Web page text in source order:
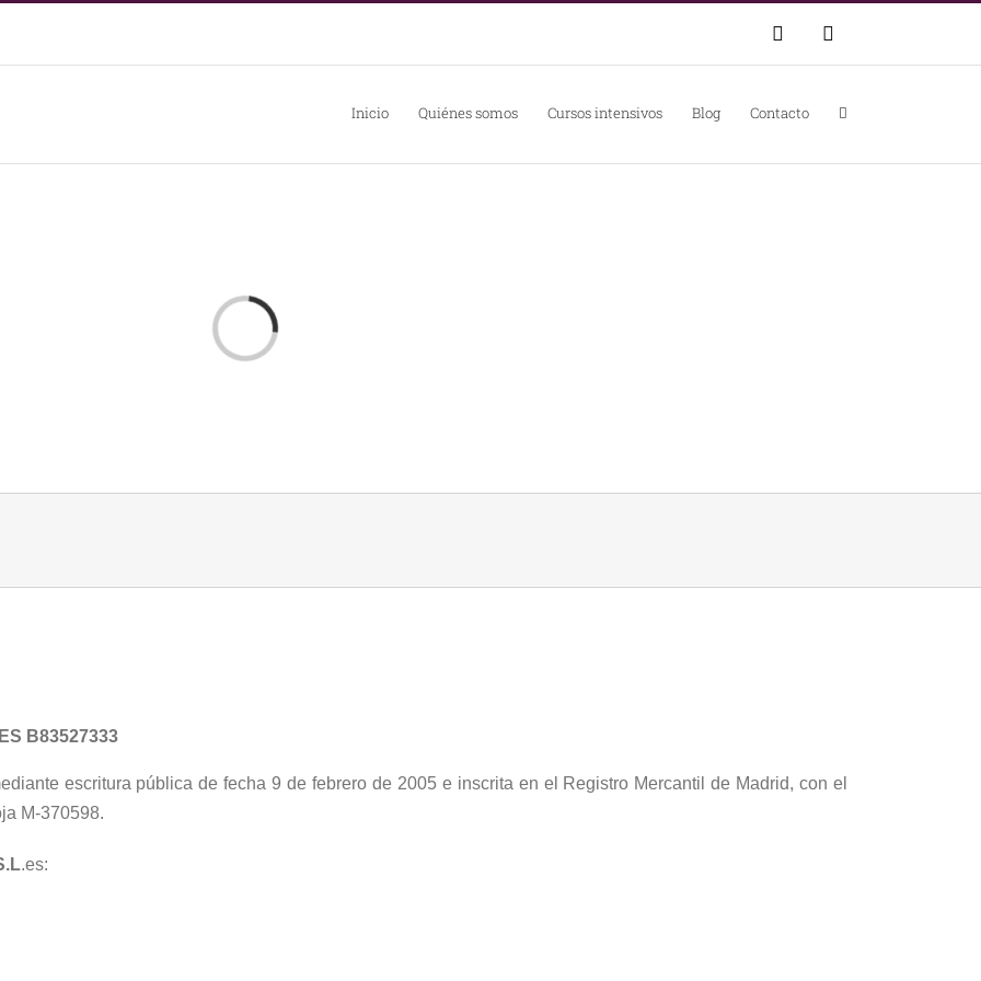
WhatsAppCorreo
electrónico
Inicio Quiénes somos Cursos intensivos Blog Contacto
Loading...
B83527333
escritura pública de fecha 9 de febrero de 2005 e inscrita en el Registro Mercantil de Madrid, con el
M-370598.
.es: